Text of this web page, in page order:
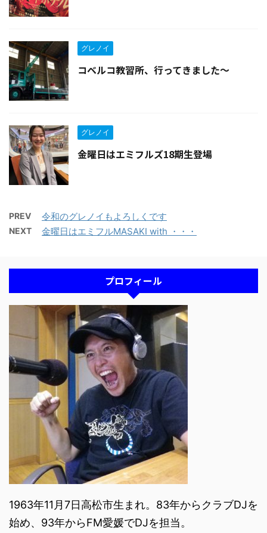
グレノイ
コベルコ教習所、行ってきました〜
グレノイ
金曜日はエミフルズ18期生登場
PREV 令和のグレノイもよろしくです
NEXT 金曜日はエミフルMASAKI with ・・・
プロフィール
1963年11月7日高松市生まれ。83年からクラブDJを
始め、93年からFM愛媛でDJを担当。